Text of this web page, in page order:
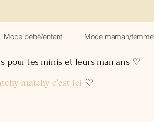
Mode bébé/enfant Mode maman/femme
pour les minis et leurs mamans ♡
matchy c'est ici ♡